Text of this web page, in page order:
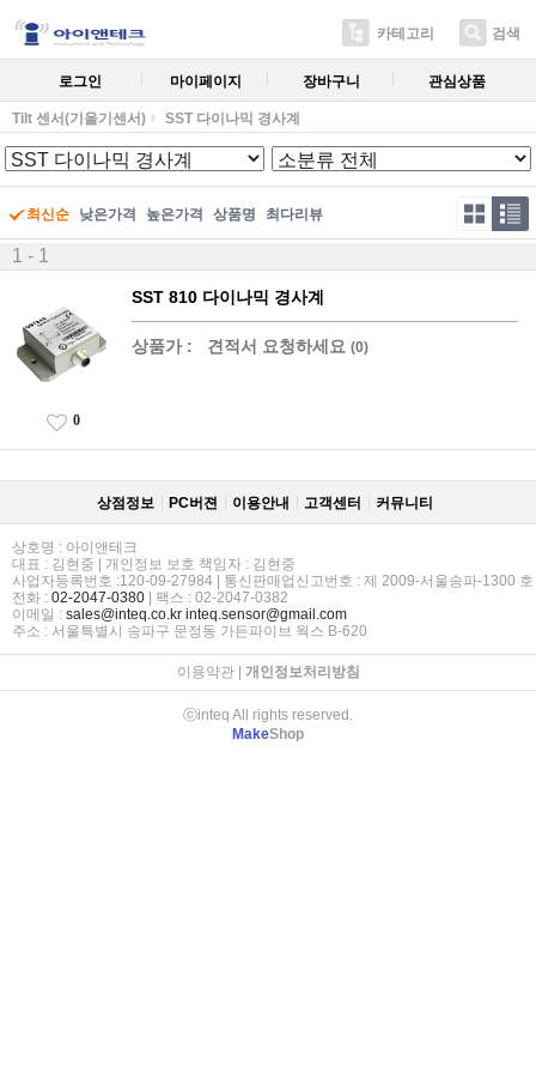
카테고리 검색
로그인 마이페이지 장바구니 관심상품
Tilt 센서(기울기센서) SST 다이나믹 경사계
최신순 낮은가격 높은가격 상품명 최다리뷰
1 - 1
SST 810 다이나믹 경사계
상품가 : 견적서 요청하세요 (0)
0
상점정보 PC버젼 이용안내 고객센터 커뮤니티
상호명 : 아이앤테크
대표 : 김현중 | 개인정보 보호 책임자 : 김현중
사업자등록번호 :120-09-27984 | 통신판매업신고번호 : 제 2009-서울송파-1300 호
전화 : 02-2047-0380 | 팩스 : 02-2047-0382
이메일 : sales@inteq.co.kr inteq.sensor@gmail.com
주소 : 서울특별시 송파구 문정동 가든파이브 웍스 B-620
이용약관| 개인정보처리방침
ⓒinteq All rights reserved.
MakeShop